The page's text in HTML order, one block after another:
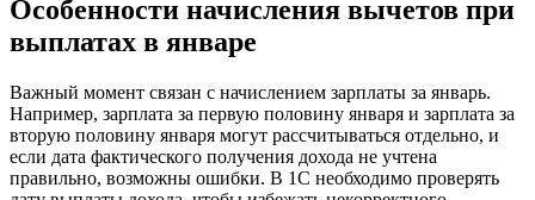
Особенности начисления вычетов при
выплатах в январе
Важный момент связан с начислением зарплаты за январь.
Например, зарплата за первую половину января и зарплата за
вторую половину января могут рассчитываться отдельно, и
если дата фактического получения дохода не учтена
правильно, возможны ошибки. В 1С необходимо проверять